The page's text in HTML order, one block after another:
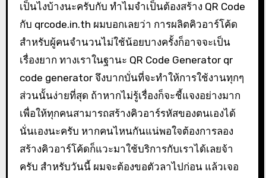
เป็นไงบ้างนะครับกับ ทำไมจำเป็นต้องสร้าง QR Code
กับ qrcode.in.th ผมบอกเลยว่า การผลิตคิวอาร์โค้ด
สำหรับผู้คนจำนวนไม่ใช้น้อยบางครั้งก็อาจจะเป็น
เรื่องยาก ทางเราในฐานะ QR Code Generator qr
code generator จึงบากบั่นที่จะทำให้การใช้งานทุกๆ
ส่วนนั้นง่ายที่สุด ถ้าหากไม่รู้เรื่องก็จะชี้แจงอย่างมาก
เพื่อให้ทุกคนสามารถสร้างคิวอาร์รหัสของตนเองได้
นั่นเองนะครับ หากคนไหนกันแน่พอใจต้องการลอง
สร้างคิวอาร์โค้ดก็แวะมาใช้บริการกับเราได้เลยจ้า
ครับ สำหรับวันนี้ ผมจะต้องขอตัวลาไปก่อน แล้วเจอ